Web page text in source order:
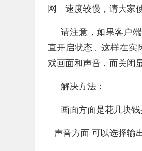
网，速度较慢，请大家
请注意，如果客户
直开启状态。这样在实
戏画面和声音，而关闭
解决方法：
画面方面是花几块
声音方面 可以选择输